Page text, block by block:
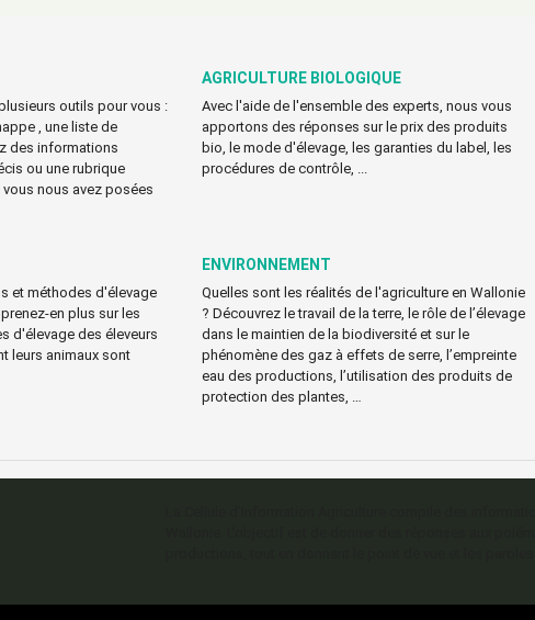
outils pour vous :
, une liste de
des informations
ou une rubrique
nous avez posées
AGRICULTURE BIOLOGIQUE
Avec l'aide de l'ensemble des experts, nous vous
apportons des réponses sur le prix des produits
bio, le mode d'élevage, les garanties du label, les
procédures de contrôle, ...
et méthodes d'élevage
en plus sur les
d'élevage des éleveurs
leurs animaux sont
ENVIRONNEMENT
Quelles sont les réalités de l'agriculture en Wallonie
? Découvrez le travail de la terre, le rôle de l’élevage
dans le maintien de la biodiversité et sur le
phénomène des gaz à effets de serre, l’empreinte
eau des productions, l’utilisation des produits de
protection des plantes, …